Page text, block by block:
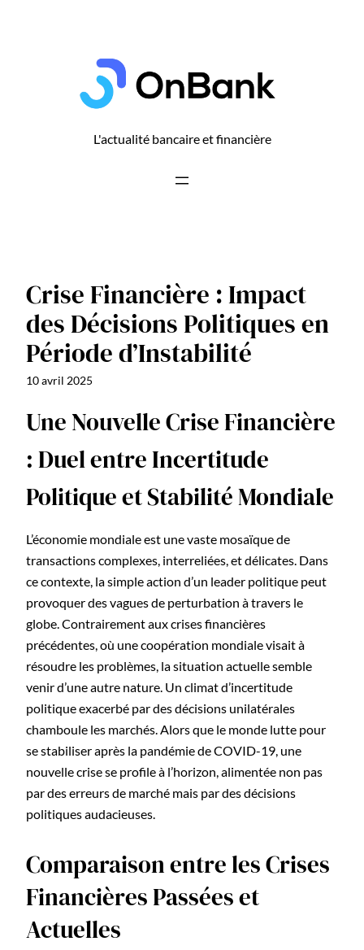
L'actualité bancaire et financière
Crise Financière : Impact
des Décisions Politiques en
Période d’Instabilité
10 avril 2025
Une Nouvelle Crise Financière
: Duel entre Incertitude
Politique et Stabilité Mondiale
L’économie mondiale est une vaste mosaïque de
transactions complexes, interreliées, et délicates. Dans
ce contexte, la simple action d’un leader politique peut
provoquer des vagues de perturbation à travers le
globe. Contrairement aux crises financières
précédentes, où une coopération mondiale visait à
résoudre les problèmes, la situation actuelle semble
venir d’une autre nature. Un climat d’incertitude
politique exacerbé par des décisions unilatérales
chamboule les marchés. Alors que le monde lutte pour
se stabiliser après la pandémie de COVID-19, une
nouvelle crise se profile à l’horizon, alimentée non pas
par des erreurs de marché mais par des décisions
politiques audacieuses.
Comparaison entre les Crises
Financières Passées et
Actuelles